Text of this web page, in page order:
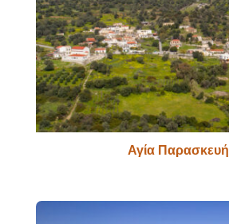
Αγία Παρασκευή